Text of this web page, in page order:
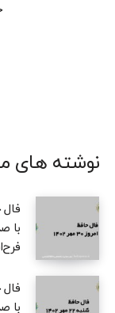
نوشته های
با
با